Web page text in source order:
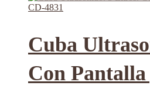
Cuba
Con Pantalla